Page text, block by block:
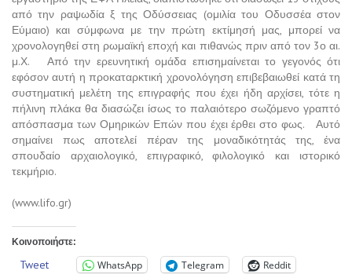
από την ραψωδία ξ της Οδύσσειας (ομιλία του Οδυσσέα στον
Εύμαιο) και σύμφωνα με την πρώτη εκτίμησή μας, μπορεί να
χρονολογηθεί στη ρωμαϊκή εποχή και πιθανώς πριν από τον 3ο αι.
μ.Χ. Από την ερευνητική ομάδα επισημαίνεται το γεγονός ότι
εφόσον αυτή η προκαταρκτική χρονολόγηση επιβεβαιωθεί κατά τη
συστηματική μελέτη της επιγραφής που έχει ήδη αρχίσει, τότε η
πήλινη πλάκα θα διασώζει ίσως το παλαιότερο σωζόμενο γραπτό
απόσπασμα των Ομηρικών Επών που έχει έρθει στο φως. Αυτό
σημαίνει πως αποτελεί πέραν της μοναδικότητάς της, ένα
σπουδαίο αρχαιολογικό, επιγραφικό, φιλολογικό και ιστορικό
τεκμήριο.
(www.lifo.gr)
Κοινοποιήστε:
Tweet WhatsApp Telegram
Reddit